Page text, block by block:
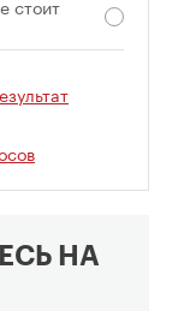
стоит
НА